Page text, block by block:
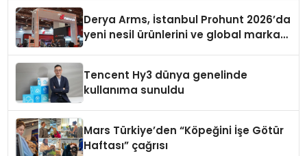
Derya Arms, İstanbul Prohunt 2026’da
yeni nesil ürünlerini ve global marka
Tencent Hy3 dünya genelinde
kullanıma sunuldu
Mars Türkiye’den “Köpeğini İşe Götür
Haftası” çağrısı